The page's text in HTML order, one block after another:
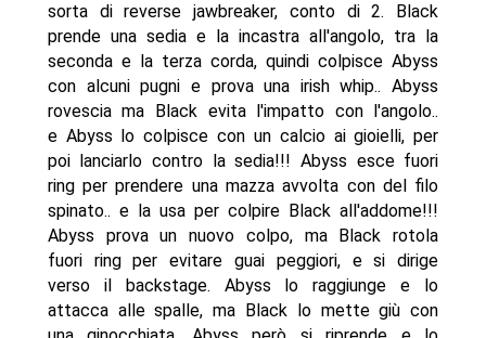
sorta di reverse jawbreaker, conto di 2. Black
prende una sedia e la incastra all'angolo, tra la
seconda e la terza corda, quindi colpisce Abyss
con alcuni pugni e prova una irish whip.. Abyss
rovescia ma Black evita l'impatto con l'angolo..
e Abyss lo colpisce con un calcio ai gioielli, per
poi lanciarlo contro la sedia!!! Abyss esce fuori
ring per prendere una mazza avvolta con del filo
spinato.. e la usa per colpire Black all'addome!!!
Abyss prova un nuovo colpo, ma Black rotola
fuori ring per evitare guai peggiori, e si dirige
verso il backstage. Abyss lo raggiunge e lo
attacca alle spalle, ma Black lo mette giù con